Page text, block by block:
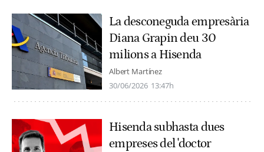
La desconeguda empresària
Diana Grapin deu 30
milions a Hisenda
Albert Martínez
30/06/2026 13:47h
Hisenda subhasta dues
empreses del 'doctor